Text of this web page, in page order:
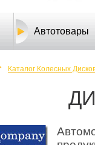
Автотовары
Каталог Колесных